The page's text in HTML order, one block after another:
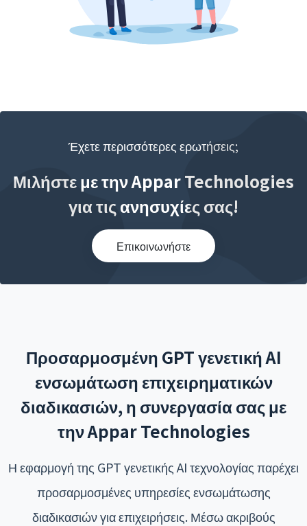
Έχετε περισσότερες ερωτήσεις;
Μιλήστε με την Appar Technologies
για τις ανησυχίες σας!
Επικοινωνήστε
Προσαρμοσμένη GPT γενετική AI
ενσωμάτωση επιχειρηματικών
διαδικασιών, η συνεργασία σας με
την Appar Technologies
Η εφαρμογή της GPT γενετικής AI τεχνολογίας παρέχει
προσαρμοσμένες υπηρεσίες ενσωμάτωσης
διαδικασιών για επιχειρήσεις. Μέσω ακριβούς